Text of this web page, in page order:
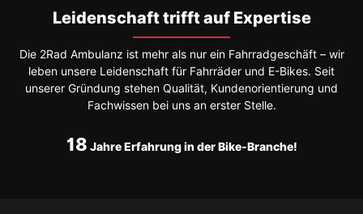
Leidenschaft trifft auf Expertise
Die 2Rad Ambulanz ist mehr als nur ein Fahrradgeschäft – wir
leben unsere Leidenschaft für Fahrräder und E-Bikes. Seit
unserer Gründung stehen Qualität, Kundenorientierung und
Fachwissen bei uns an erster Stelle.
18 Jahre Erfahrung in der Bike-Branche!